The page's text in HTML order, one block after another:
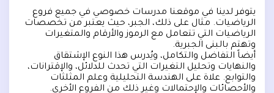
يتوفر لدينا في موقعنا مدرسات خصوصي في جميع فروع
الرياضيات. مثال على ذلك، الجبر، حيث يعتبر من تخصصات
الرياضيات التي تتعامل مع الرموز والأرقام والمتغيرات
وتهتم بالبنى الجبرية.
أيضاً التفاضل والتكامل، ويُدرس هذا النوع الإشتقاق
والنهايات وتحليل التغيرات التي تحدث للدلائل، والإقترانات،
والتوابع. علاة على الهندسة التحليلية وعلم المثلثات
والأحصائات والإحتمالات وغير ذلك من الفروع الأخرى.